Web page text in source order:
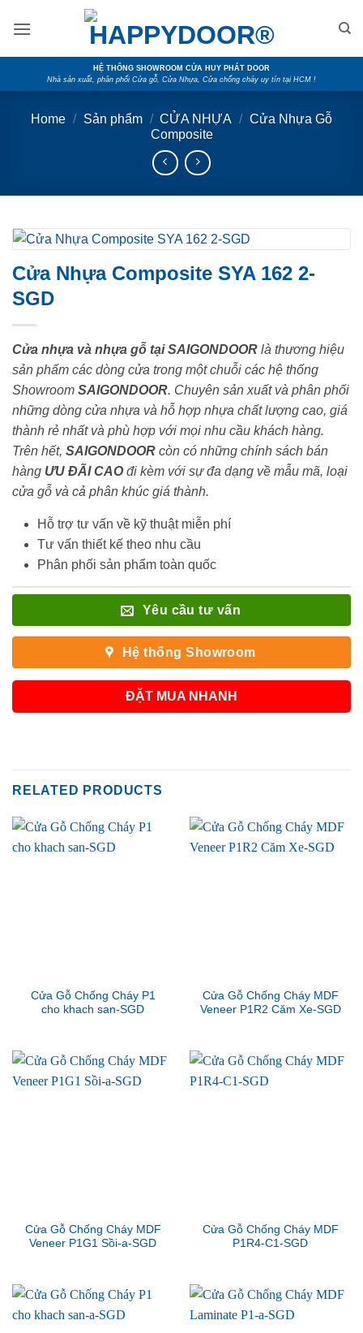
HỆ THỐNG SHOWROOM CỬA HUY PHÁT DOOR
Nhà sản xuất, phân phối Cửa gỗ, Cửa Nhựa, Cửa chống cháy uy tín tại HCM !
Home / Sản phẩm / CỬA NHỰA / Cửa Nhựa Gỗ
Composite
Cửa Nhựa Composite SYA 162 2-
SGD
Cửa nhựa và nhựa gỗ tại SAIGONDOOR là thương hiệu
sản phẩm các dòng cửa trong một chuỗi các hệ thống
Showroom SAIGONDOOR. Chuyên sản xuất và phân phối
những dòng cửa nhựa và hỗ hợp nhựa chất lượng cao, giá
thành rẻ nhất và phù hợp với mọi nhu cầu khách hàng.
Trên hết, SAIGONDOOR còn có những chính sách bán
hàng ƯU ĐÃI CAOđi kèm với sự đa dạng về mẫu mã, loại
cửa gỗ và cả phân khúc giá thành.
Hỗ trợ tư vấn về kỹ thuật miễn phí
Tư vấn thiết kế theo nhu cầu
Phân phối sản phẩm toàn quốc
Yêu cầu tư vấn
Hệ thống Showroom
ĐẶT MUA NHANH
RELATED PRODUCTS
Cửa Gỗ Chống Cháy P1
cho khach san-SGD
Cửa Gỗ Chống Cháy MDF
Veneer P1R2 Căm Xe-SGD
Cửa Gỗ Chống Cháy MDF
Veneer P1G1 Sồi-a-SGD
Cửa Gỗ Chống Cháy MDF
P1R4-C1-SGD